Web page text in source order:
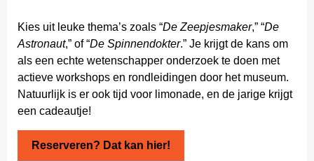
Kies uit leuke thema’s zoals “De Zeepjesmaker,” “De
Astronaut,” of “De Spinnendokter.” Je krijgt de kans om
als een echte wetenschapper onderzoek te doen met
actieve workshops en rondleidingen door het museum.
Natuurlijk is er ook tijd voor limonade, en de jarige krijgt
een cadeautje!
Reserveren? Dat kan hier!